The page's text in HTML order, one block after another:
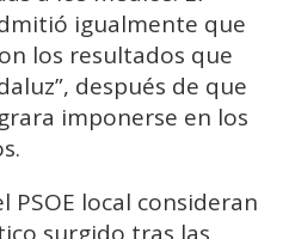
igualmente que
los resultados que
después de que
imponerse en los
PSOE local consideran